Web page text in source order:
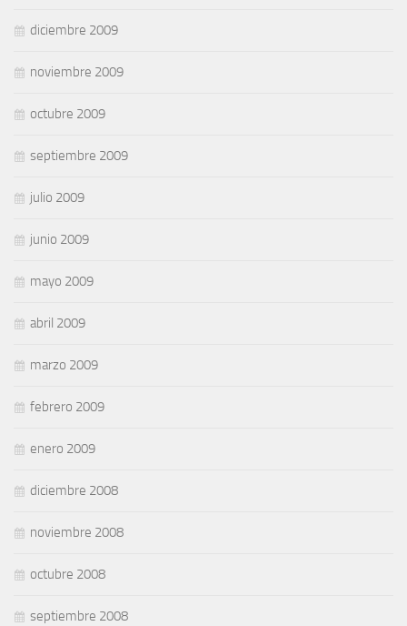
diciembre 2009
noviembre 2009
octubre 2009
septiembre 2009
julio 2009
junio 2009
mayo 2009
abril 2009
marzo 2009
febrero 2009
enero 2009
diciembre 2008
noviembre 2008
octubre 2008
septiembre 2008